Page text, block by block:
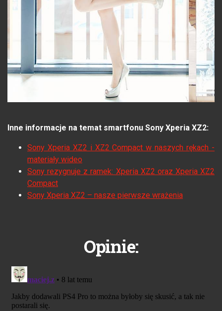
Inne informacje na temat smartfonu Sony Xperia XZ2:
Sony Xperia XZ2 i XZ2 Compact w naszych rękach -
materiały wideo
Sony rezygnuje z ramek: Xperia XZ2 oraz Xperia XZ2
Compact
Sony Xperia XZ2 – nasze pierwsze wrażenia
Opinie: